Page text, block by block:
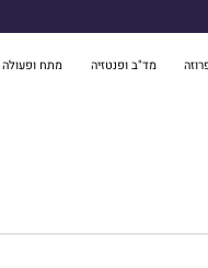
מד"ב ופנטזיה מתח ופעולה